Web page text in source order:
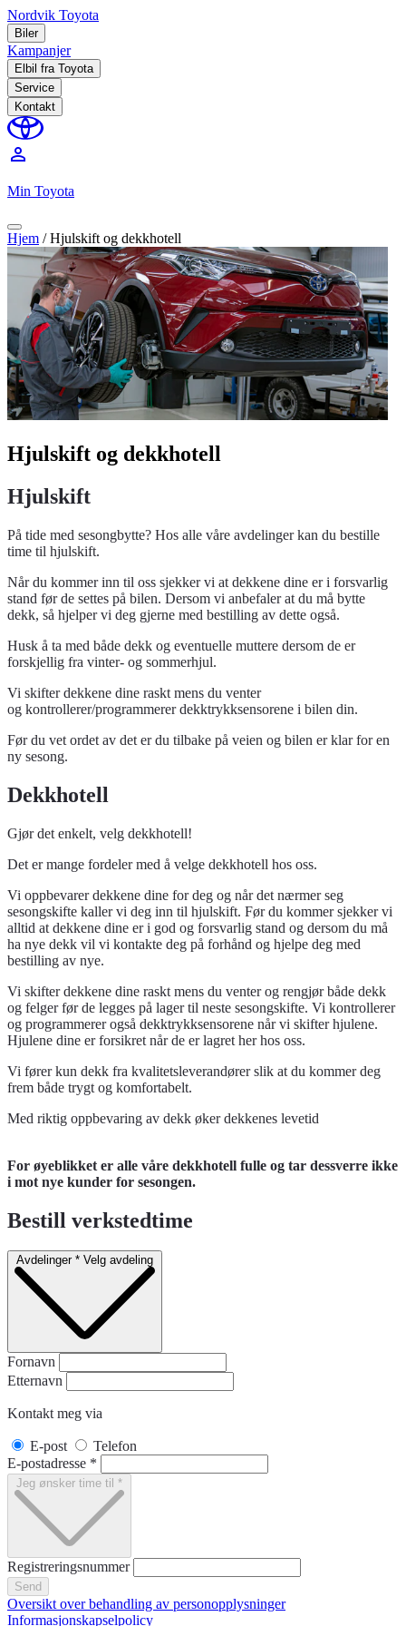
Nordvik Toyota
Biler
Kampanjer
Elbil fra Toyota
Service
Kontakt
perm_identity
Min Toyota
Hjem /Hjulskift og dekkhotell
Hjulskift og dekkhotell
Hjulskift
På tide med sesongbytte? Hos alle våre avdelinger kan du bestille
time til hjulskift.
Når du kommer inn til oss sjekker vi at dekkene dine er i forsvarlig
stand før de settes på bilen. Dersom vi anbefaler at du må bytte
dekk, så hjelper vi deg gjerne med bestilling av dette også.
Husk å ta med både dekk og eventuelle muttere dersom de er
forskjellig fra vinter- og sommerhjul.
Vi skifter dekkene dine raskt mens du venter
og kontrollerer/programmerer dekktrykksensorene i bilen din.
Før du vet ordet av det er du tilbake på veien og bilen er klar for en
ny sesong.
Dekkhotell
Gjør det enkelt, velg dekkhotell!
Det er mange fordeler med å velge dekkhotell hos oss.
Vi oppbevarer dekkene dine for deg og når det nærmer seg
sesongskifte kaller vi deg inn til hjulskift. Før du kommer sjekker vi
alltid at dekkene dine er i god og forsvarlig stand og dersom du må
ha nye dekk vil vi kontakte deg på forhånd og hjelpe deg med
bestilling av nye.
Vi skifter dekkene dine raskt mens du venter og rengjør både dekk
og felger før de legges på lager til neste sesongskifte. Vi kontrollerer
og programmerer også dekktrykksensorene når vi skifter hjulene.
Hjulene dine er forsikret når de er lagret her hos oss.
Vi fører kun dekk fra kvalitetsleverandører slik at du kommer deg
frem både trygt og komfortabelt.
Med riktig oppbevaring av dekk øker dekkenes levetid
For øyeblikket er alle våre dekkhotell fulle og tar dessverre ikke
i mot nye kunder for sesongen.
Bestill verkstedtime
Avdelinger * Velg avdeling
Fornavn
Etternavn
Kontakt meg via
E-post
Telefon
E-postadresse *
Jeg ønsker time til *
Registreringsnummer
Send
Oversikt over behandling av personopplysninger
Informasjonskapselpolicy